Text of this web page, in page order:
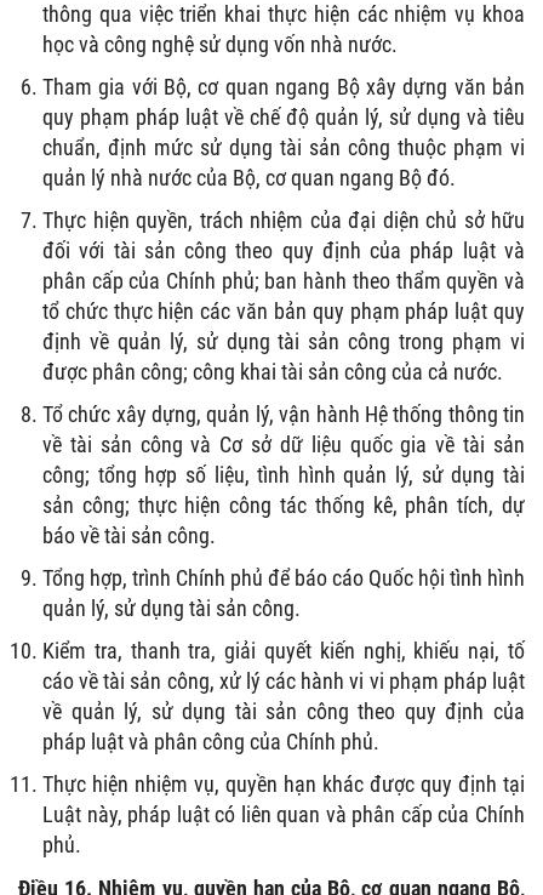
thông qua việc triển khai thực hiện các nhiệm vụ khoa
học và công nghệ sử dụng vốn nhà nước.
Tham gia với Bộ, cơ quan ngang Bộ xây dựng văn bản
quy phạm pháp luật về chế độ quản lý, sử dụng và tiêu
chuẩn, định mức sử dụng tài sản công thuộc phạm vi
quản lý nhà nước của Bộ, cơ quan ngang Bộ đó.
Thực hiện quyền, trách nhiệm của đại diện chủ sở hữu
đối với tài sản công theo quy định của pháp luật và
phân cấp của Chính phủ; ban hành theo thẩm quyền và
tổ chức thực hiện các văn bản quy phạm pháp luật quy
định về quản lý, sử dụng tài sản công trong phạm vi
được phân công; công khai tài sản công của cả nước.
Tổ chức xây dựng, quản lý, vận hành Hệ thống thông tin
về tài sản công và Cơ sở dữ liệu quốc gia về tài sản
công; tổng hợp số liệu, tình hình quản lý, sử dụng tài
sản công; thực hiện công tác thống kê, phân tích, dự
báo về tài sản công.
Tổng hợp, trình Chính phủ để báo cáo Quốc hội tình hình
quản lý, sử dụng tài sản công.
Kiểm tra, thanh tra, giải quyết kiến nghị, khiếu nại, tố
cáo về tài sản công, xử lý các hành vi vi phạm pháp luật
về quản lý, sử dụng tài sản công theo quy định của
pháp luật và phân công của Chính phủ.
Thực hiện nhiệm vụ, quyền hạn khác được quy định tại
Luật này, pháp luật có liên quan và phân cấp của Chính
phủ.
Điều 16. Nhiệm vụ, quyền hạn của Bộ, cơ quan ngang Bộ,